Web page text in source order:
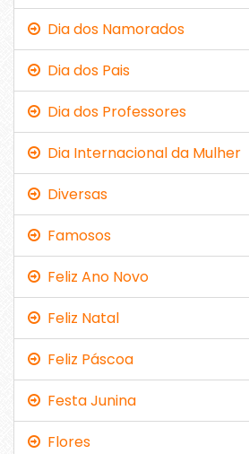
Dia dos Namorados
Dia dos Pais
Dia dos Professores
Dia Internacional da Mulher
Diversas
Famosos
Feliz Ano Novo
Feliz Natal
Feliz Páscoa
Festa Junina
Flores